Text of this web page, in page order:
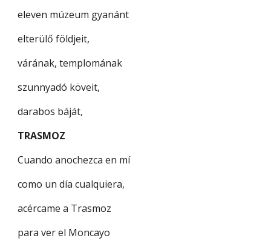
eleven múzeum gyanánt
elterülő földjeit,
várának, templomának
szunnyadó köveit,
darabos báját,
TRASMOZ
Cuando anochezca en mí
como un día cualquiera,
acércame a Trasmoz
para ver el Moncayo